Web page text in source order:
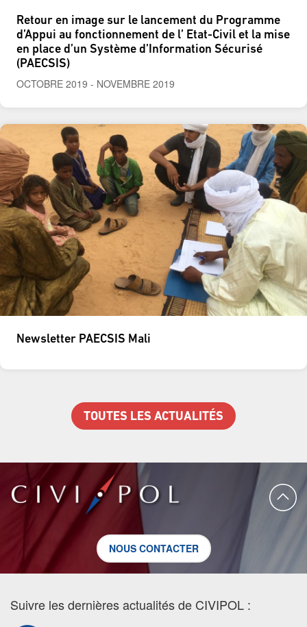
Retour en image sur le lancement du Programme
d’Appui au fonctionnement de l’ Etat-Civil et la mise
en place d’un Système d’Information Sécurisé
(PAECSIS)
OCTOBRE 2019 - NOVEMBRE 2019
Newsletter PAECSIS Mali
TOUTES LES ACTUALITÉS
NOUS CONTACTER
Suivre les dernières actualités de CIVIPOL :